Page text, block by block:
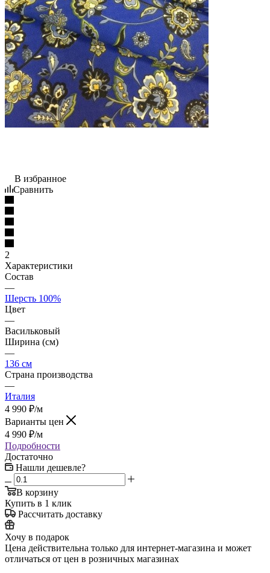
В избранное
Сравнить
2
Характеристики
Состав
—
Шерсть 100%
Цвет
—
Васильковый
Ширина (см)
—
136 см
Страна производства
—
Италия
4 990 ₽/м
Варианты цен
4 990 ₽/м
Подробности
Достаточно
Нашли дешевле?
В корзину
Купить в 1 клик
Рассчитать доставку
Хочу в подарок
Цена действительна только для интернет-магазина и может
отличаться от цен в розничных магазинах